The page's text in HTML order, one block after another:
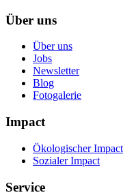
Über uns
Über uns
Jobs
Newsletter
Blog
Fotogalerie
Impact
Ökologischer Impact
Sozialer Impact
Service